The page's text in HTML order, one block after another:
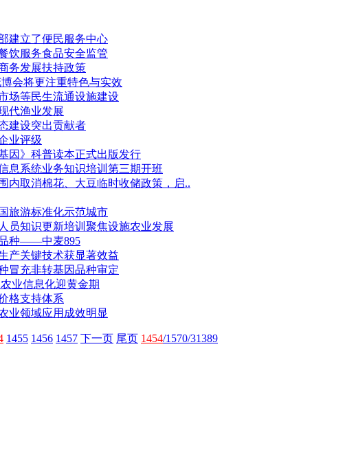
建立了便民服务中心
饮服务食品安全监管
务发展扶持政策
会将更注重特色与实效
场等民生流通设施建设
代渔业发展
建设突出贡献者
业评级
因》科普读本正式出版发行
息系统业务知识培训第三期开班
内取消棉花、大豆临时收储政策，启..
旅游标准化示范城市
员知识更新培训聚焦设施农业发展
种——中麦895
产关键技术获显著效益
冒充非转基因品种审定
业信息化迎黄金期
格支持体系
业领域应用成效明显
1455 1456 1457 下一页 尾页 1454/1570/31389